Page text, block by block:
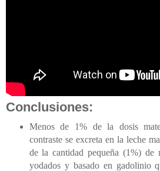
Conclusiones:
Menos de 1% de la dosis
contraste se excreta en la leche
de la cantidad pequeña (1%) de
yodados y basado en gadolinio